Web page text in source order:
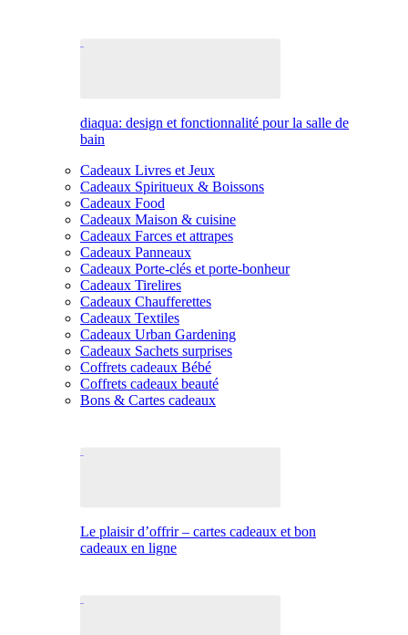
diaqua: design et fonctionnalité pour la salle de
bain
Cadeaux Livres et Jeux
Cadeaux Spiritueux & Boissons
Cadeaux Food
Cadeaux Maison & cuisine
Cadeaux Farces et attrapes
Cadeaux Panneaux
Cadeaux Porte-clés et porte-bonheur
Cadeaux Tirelires
Cadeaux Chaufferettes
Cadeaux Textiles
Cadeaux Urban Gardening
Cadeaux Sachets surprises
Coffrets cadeaux Bébé
Coffrets cadeaux beauté
Bons & Cartes cadeaux
Le plaisir d’offrir – cartes cadeaux et bon
cadeaux en ligne